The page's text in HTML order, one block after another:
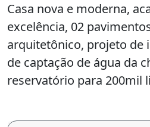
Casa nova e moderna,
excelência, 02
arquitetônico, projeto de
de captação de água da
reservatório para 200mil